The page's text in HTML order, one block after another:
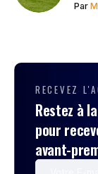
Par
RECEVEZ
Restez à
pour
avant-